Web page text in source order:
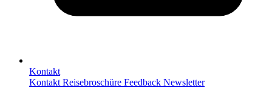
Kontakt
Kontakt Reisebroschüre Feedback Newsletter